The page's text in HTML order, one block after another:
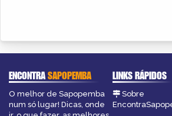
ENCONTRASAPOPEMBA
O melhor de Sapopemba
num só lugar! Dicas, onde
LINKS RÁPIDOS
Sobre